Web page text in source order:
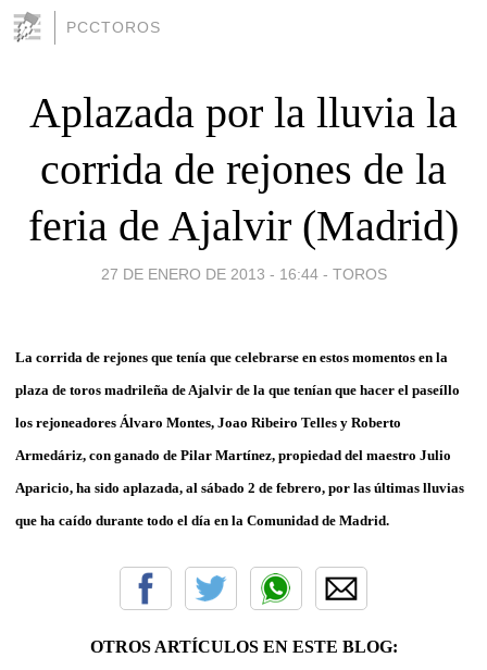
PCCTOROS
Aplazada por la lluvia la
corrida de rejones de la
feria de Ajalvir (Madrid)
27 DE ENERO DE 2013 - 16:44 - TOROS
La corrida de rejones que tenía que celebrarse en estos momentos en la
plaza de toros madrileña de Ajalvir de la que tenían que hacer el paseíllo
los rejoneadores Álvaro Montes, Joao Ribeiro Telles y Roberto
Armedáriz, con ganado de Pilar Martínez, propiedad del maestro Julio
Aparicio, ha sido aplazada, al sábado 2 de febrero, por las últimas lluvias
que ha caído durante todo el día en la Comunidad de Madrid.
OTROS ARTÍCULOS EN ESTE BLOG: